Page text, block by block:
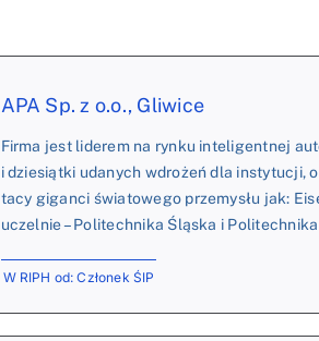
APA Sp. z o.o., Gliwice
Firma jest liderem na rynku inteligentnej
i dziesiątki udanych wdrożeń dla instytucji,
tacy giganci światowego przemysłu jak:
uczelnie – Politechnika Śląska i
W RIPH od: Członek ŚIP